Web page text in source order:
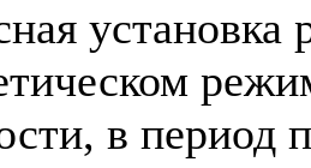
установка
в период